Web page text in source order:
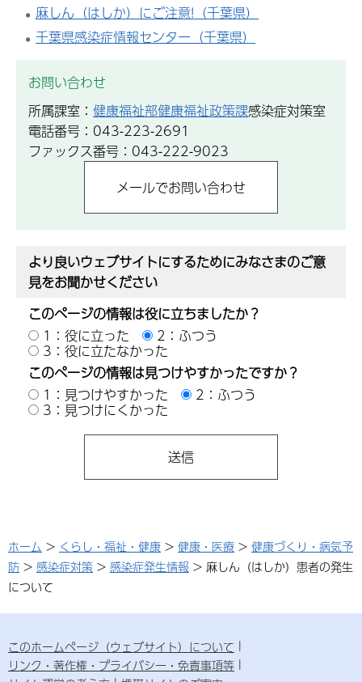
麻しん（はしか）にご注意!（千葉県）
千葉県感染症情報センター（千葉県）
お問い合わせ
所属課室： 健康福祉部健康福祉政策課感染症対策室
電話番号：043-223-2691
ファックス番号：043-222-9023
より良いウェブサイトにするためにみなさまのご意
見をお聞かせください
このページの情報は役に立ちましたか？
1：役に立った
2：ふつう
3：役に立たなかった
このページの情報は見つけやすかったですか？
1：見つけやすかった
2：ふつう
3：見つけにくかった
ホーム > くらし・福祉・健康 > 健康・医療 > 健康づくり・病気予
防 > 感染症対策 > 感染症発生情報 > 麻しん（はしか）患者の発生
について
このホームページ（ウェブサイト）について
リンク・著作権・プライバシー・免責事項等